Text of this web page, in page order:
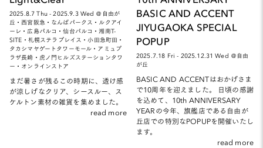
2025.8.7 Thu - 2025.9.3 Wed ＠自由が
丘・西宮阪急・なんばパークス・ルクアイ
ーレ・広島パルコ・仙台パルコ・湘南T-
SITE・札幌ステラプレイス・小田急町田・
タカシマヤゲートタワーモール・アミュプ
ラザ長崎・虎ノ門ヒルズステーションタワ
ー・オンラインストア
まだ暑さが残るこの時期に、透け感
が涼しげなクリア、シースルー、ス
ケルトン素材の雑貨を集めました。
read more
BASIC AND ACCENT
JIYUGAOKA SPECIAL
POPUP
2025.7.18 Fri - 2025.12.31 Wed ＠自由
が丘
BASIC AND ACCENTはおかげさま
で10周年を迎えました。 日頃の感謝
を込めて、10th ANNIVERSARY
YEARの今年、旗艦店である自由が
丘店での特別なPOPUPを開催いたし
ます。
read more